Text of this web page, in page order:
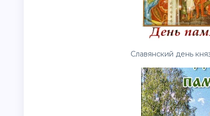
Славянский день